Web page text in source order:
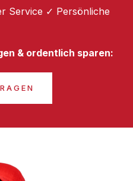
Service ✓ Persönliche
& ordentlich sparen: